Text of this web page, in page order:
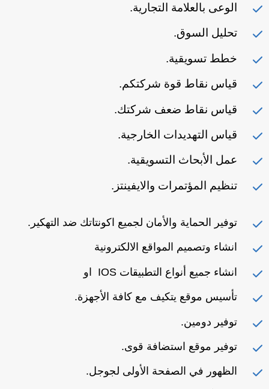
الوعى بالعلامة التجارية.
تحليل السوق.
خطط تسويقية.
قياس نقاط قوة شركتكم.
قياس نقاط ضعف شركتك.
قياس التهديدات الخارجية.
عمل الأبحاث التسويقية.
تنظيم المؤتمرات والايفينتز.
توفير الحماية والأمان لجميع اكونتاتك ضد التهكير.
انشاء وتصميم المواقع الالكترونية
انشاء جميع أنواع التطبيقات IOS او
تأسيس موقع يتكيف مع كافة الأجهزة.
توفير دومين.
توفير موقع استضافة قوى.
الظهور في الصفحة الأولى لجوجل.